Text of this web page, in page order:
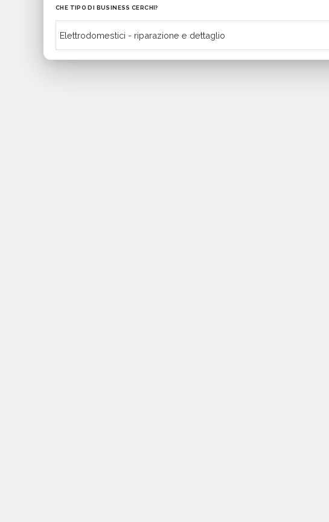
CHE TIPO DI BUSINESS CERCHI?